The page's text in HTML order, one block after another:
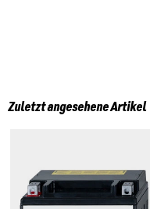
Zuletzt angesehene Artikel